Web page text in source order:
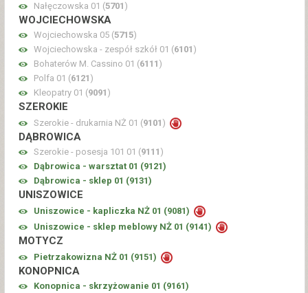
Nałęczowska 01 (5701 )
WOJCIECHOWSKA
Wojciechowska 05 (5715)
Wojciechowska - zespół szkół 01 (6101 )
Bohaterów M. Cassino 01 (6111 )
Polfa 01 (6121 )
Kleopatry 01 (9091 )
SZEROKIE
Szerokie - drukarnia NŻ 01 (9101 )
DĄBROWICA
Szerokie - posesja 101 01 (9111 )
Dąbrowica - warsztat 01 (9121)
Dąbrowica - sklep 01 (9131)
UNISZOWICE
Uniszowice - kapliczka NŻ 01 (9081)
Uniszowice - sklep meblowy NŻ 01 (9141)
MOTYCZ
Pietrzakowizna NŻ 01 (9151)
KONOPNICA
Konopnica - skrzyżowanie 01 (9161)